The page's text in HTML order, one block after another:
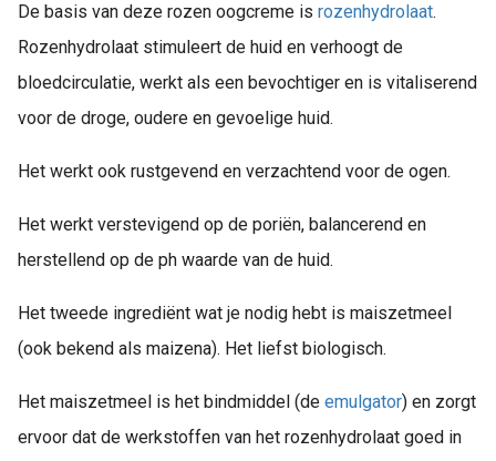
De basis van deze rozen oogcreme is rozenhydrolaat.
Rozenhydrolaat stimuleert de huid en verhoogt de
bloedcirculatie, werkt als een bevochtiger en is vitaliserend
voor de droge, oudere en gevoelige huid.
Het werkt ook rustgevend en verzachtend voor de ogen.
Het werkt verstevigend op de poriën, balancerend en
herstellend op de ph waarde van de huid.
Het tweede ingrediënt wat je nodig hebt is maiszetmeel
(ook bekend als maizena). Het liefst biologisch.
Het maiszetmeel is het bindmiddel (de emulgator) en zorgt
ervoor dat de werkstoffen van het rozenhydrolaat goed in